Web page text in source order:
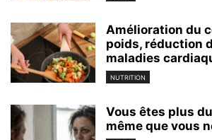
Amélioration du
poids, réduction
maladies
NUTRITION
Vous êtes plus
même que vous